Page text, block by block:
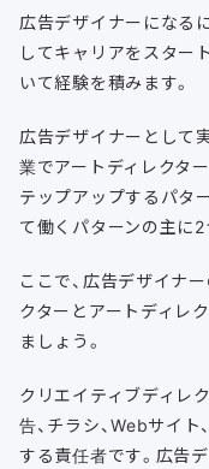
広告デザイナーになる
してキャリアをスター
いて経験を積みます。
広告デザイナーとして
業でアートディレクタ
テップアップするパタ
て働くパターンの主に2
ここで、広告デザイナ
クターとアートディレ
ましょう。
クリエイティブディレ
告、チラシ、Webサイ
する責任者です。広告